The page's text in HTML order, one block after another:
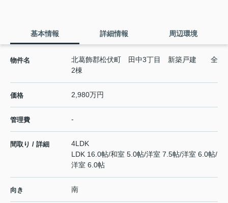
基本情報 詳細情報 周辺環境
物件名
北葛飾郡松伏町 田中3丁目 新築戸建 全
2棟
価格 2,980万円
管理費 -
間取り / 詳細
4LDK
LDK 16.0帖/和室 5.0帖/洋室 7.5帖/洋室 6.0帖/
洋室 6.0帖
向き 南